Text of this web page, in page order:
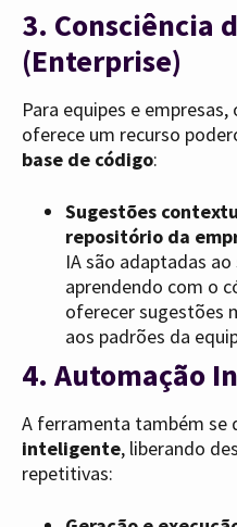
3. Consciência
(Enterprise)
Para equipes e
oferece um recurso
base de código:
Sugestões
repositório da
IA são adaptadas
aprendendo com o
oferecer sugestões
aos padrões da
4. Automação
A ferramenta também se
inteligente, liberando
repetitivas: